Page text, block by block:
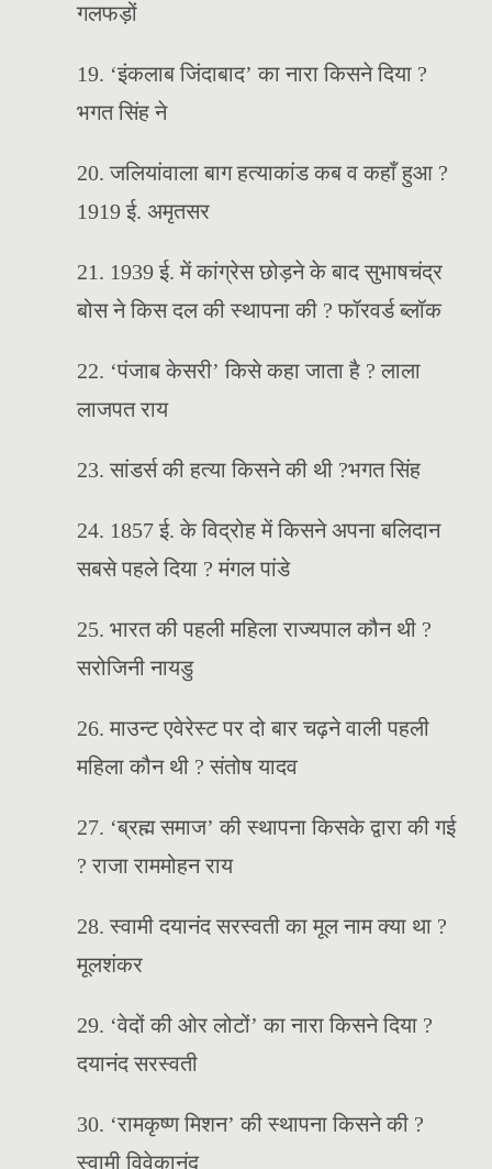
गलफड़ों
19. ‘इंकलाब जिंदाबाद’ का नारा किसने दिया ?
भगत सिंह ने
20. जलियांवाला बाग हत्याकांड कब व कहाँ हुआ ?
1919 ई. अमृतसर
21. 1939 ई. में कांग्रेस छोड़ने के बाद सुभाषचंद्र
बोस ने किस दल की स्थापना की ? फॉरवर्ड ब्लॉक
22. ‘पंजाब केसरी’ किसे कहा जाता है ? लाला
लाजपत राय
23. सांडर्स की हत्या किसने की थी ?भगत सिंह
24. 1857 ई. के विद्रोह में किसने अपना बलिदान
सबसे पहले दिया ? मंगल पांडे
25. भारत की पहली महिला राज्यपाल कौन थी ?
सरोजिनी नायडु
26. माउन्ट एवेरेस्ट पर दो बार चढ़ने वाली पहली
महिला कौन थी ? संतोष यादव
27. ‘ब्रह्म समाज’ की स्थापना किसके द्वारा की गई
? राजा राममोहन राय
28. स्वामी दयानंद सरस्वती का मूल नाम क्या था ?
मूलशंकर
29. ‘वेदों की ओर लोटों’ का नारा किसने दिया ?
दयानंद सरस्वती
30. ‘रामकृष्ण मिशन’ की स्थापना किसने की ?
स्वामी विवेकानंद